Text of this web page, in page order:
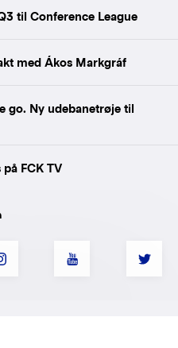
til Conference League
med Ákos Markgráf
go. Ny udebanetrøje til
FCK TV